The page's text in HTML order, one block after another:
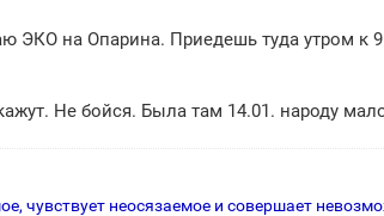
ЭКО на Опарина. Приедешь туда утром к
Не бойся. Была там 14.01. народу
чувствует неосязаемое и совершает